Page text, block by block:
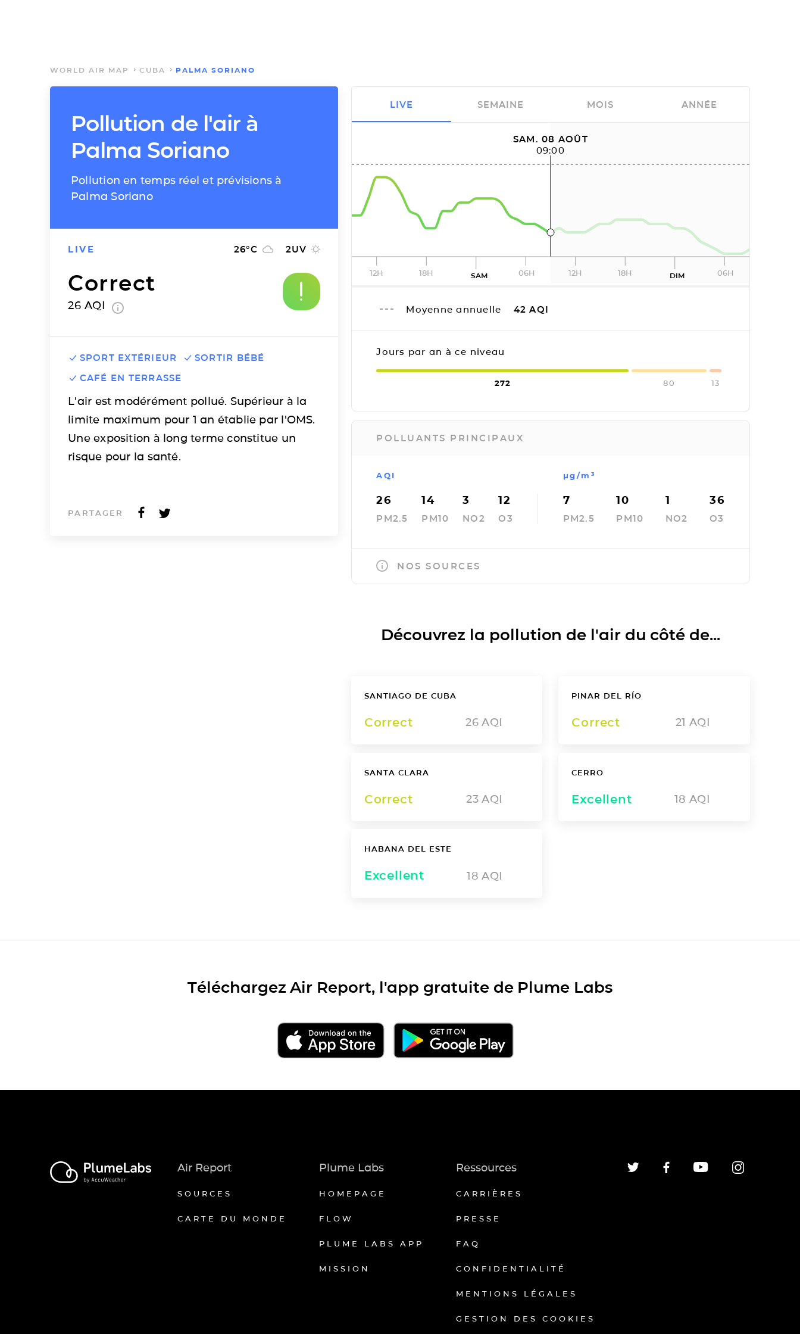
WORLD AIR MAP CUBA PALMA SORIANO
Pollution de l'air à
Palma Soriano
Pollution en temps réel et prévisions à
Palma Soriano
LIVE 26°C 2UV
Correct
26 AQI
SPORT EXTÉRIEUR
SORTIR BÉBÉ
CAFÉ EN TERRASSE
L'air est modérément pollué. Supérieur à la
limite maximum pour 1 an établie par l'OMS.
Une exposition à long terme constitue un
risque pour la santé.
PARTAGER
SAM. 08 AOÛT
09:00
12H 18H SAM 06H 12H 18H DIM 06H
Moyenne annuelle 42 AQI
Jours par an à ce niveau
272 80 13
POLLUANTS PRINCIPAUX
AQI
26
PM2.5
14
PM10
3
NO2
12
O3
µg/m³
7
PM2.5
10
PM10
1
NO2
36
O3
NOS SOURCES
LIVE SEMAINE MOIS ANNÉE
Découvrez la pollution de l'air du côté de...
SANTIAGO DE CUBA
Correct 26 AQI
PINAR DEL RÍO
Correct 21 AQI
SANTA CLARA
Correct 23 AQI
CERRO
Excellent 18 AQI
HABANA DEL ESTE
Excellent 18 AQI
Téléchargez Air Report, l'app gratuite de Plume Labs
Air Report
SOURCES
CARTE DU MONDE
Plume Labs
HOMEPAGE
FLOW
PLUME LABS APP
MISSION
Ressources
CARRIÈRES
PRESSE
FAQ
CONFIDENTIALITÉ
MENTIONS LÉGALES
GESTION DES COOKIES